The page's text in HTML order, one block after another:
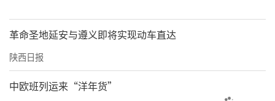
革命圣地延安与遵义即将实现动车直达
陕西日报
中欧班列运来“洋年货”